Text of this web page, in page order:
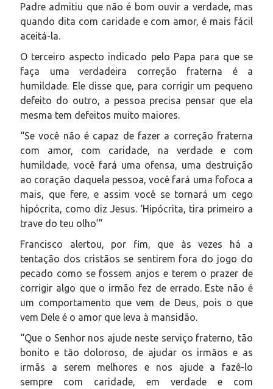
Padre admitiu que não é bom ouvir a verdade, mas
quando dita com caridade e com amor, é mais fácil
aceitá-la.
O terceiro aspecto indicado pelo Papa para que se
faça uma verdadeira correção fraterna é a
humildade. Ele disse que, para corrigir um pequeno
defeito do outro, a pessoa precisa pensar que ela
mesma tem defeitos muito maiores.
“Se você não é capaz de fazer a correção fraterna
com amor, com caridade, na verdade e com
humildade, você fará uma ofensa, uma destruição
ao coração daquela pessoa, você fará uma fofoca a
mais, que fere, e assim você se tornará um cego
hipócrita, como diz Jesus. ‘Hipócrita, tira primeiro a
trave do teu olho’”
Francisco alertou, por fim, que às vezes há a
tentação dos cristãos se sentirem fora do jogo do
pecado como se fossem anjos e terem o prazer de
corrigir algo que o irmão fez de errado. Este não é
um comportamento que vem de Deus, pois o que
vem Dele é o amor que leva à mansidão.
“Que o Senhor nos ajude neste serviço fraterno, tão
bonito e tão doloroso, de ajudar os irmãos e as
irmãs a serem melhores e nos ajude a fazê-lo
sempre com caridade, em verdade e com